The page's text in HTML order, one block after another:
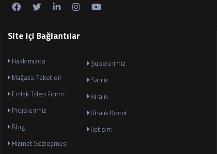
Site içi Bağlantılar
Hakkımızda
Mağaza Paketleri
Emlak Talep Formu
Projelerimiz
Blog
Hizmet Sözleşmesi
Şubelerimiz
Satılık
Kiralık
Kiralık Konut
İletişim